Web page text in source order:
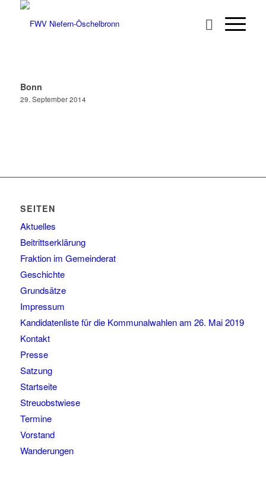
Bonn
29. September 2014
SEITEN
Aktuelles
Beitrittserklärung
Fraktion im Gemeinderat
Geschichte
Grundsätze
Impressum
Kandidatenliste für die Kommunalwahlen am 26. Mai 2019
Kontakt
Presse
Satzung
Startseite
Streuobstwiese
Termine
Vorstand
Wanderungen